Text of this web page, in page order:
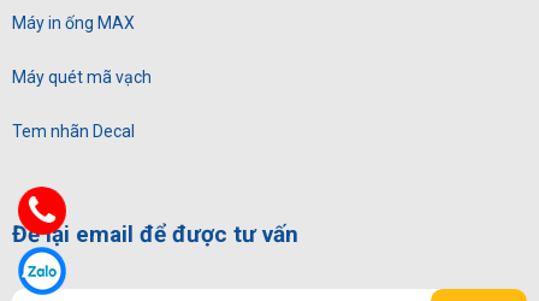
Máy in ống MAX
Máy quét mã vạch
Tem nhãn Decal
Để lại email để được tư vấn